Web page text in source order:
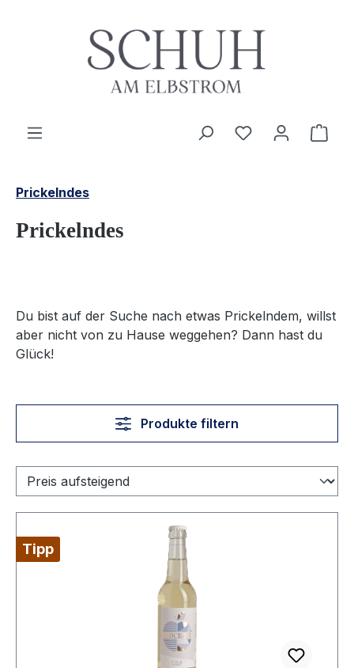
Du hast 0
Prickelndes
Prickelndes
Du bist auf der Suche nach etwas Prickelndem, willst
aber nicht von zu Hause weggehen? Dann hast du
Glück!
Produkte filtern
Tipp